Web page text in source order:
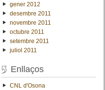
gener 2012
desembre 2011
novembre 2011
octubre 2011
setembre 2011
juliol 2011
Enllaços
CNL d'Osona